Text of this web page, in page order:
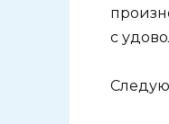
с